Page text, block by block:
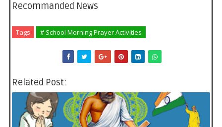
Recommanded News
Tags # School Morning Prayer Activities
Related Post: